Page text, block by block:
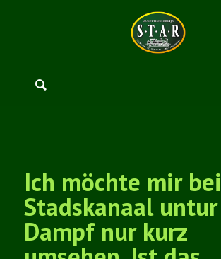
Ich möchte mir bei
Stadskanaal untur
Dampf nur kurz